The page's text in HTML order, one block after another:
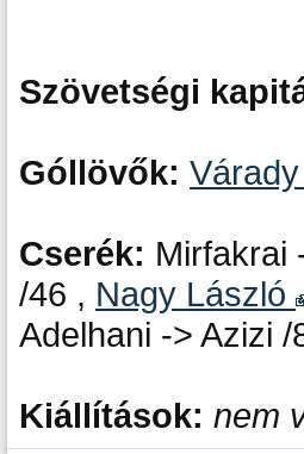
Szövetségi
Góllövők:
Cserék: Mirfakrai
/46 , Nagy László
Adelhani -> Azizi /
Kiállítások: nem